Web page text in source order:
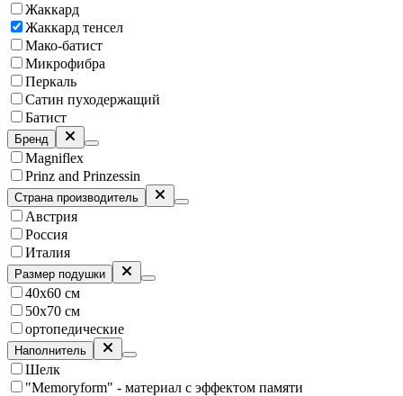
Жаккард
Жаккард тенсел
Мако-батист
Микрофибра
Перкаль
Сатин пуходержащий
Батист
Бренд
Magniflex
Prinz and Prinzessin
Страна производитель
Австрия
Россия
Италия
Размер подушки
40х60 см
50х70 см
ортопедические
Наполнитель
Шелк
"Memoryform" - материал с эффектом памяти